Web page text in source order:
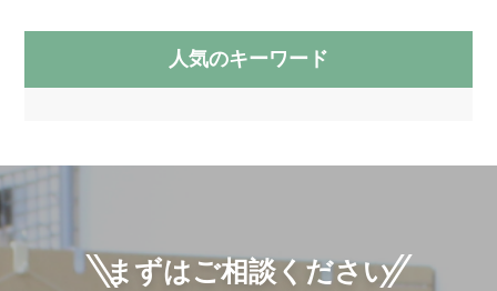
人気のキーワード
まずはご相談ください